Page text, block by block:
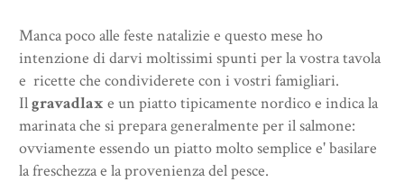
Manca poco alle feste natalizie e questo mese ho
intenzione di darvi moltissimi spunti per la vostra tavola
e ricette che condividerete con i vostri famigliari.
Ilgravadlax e un piatto tipicamente nordico e indica la
marinata che si prepara generalmente per il salmone:
ovviamente essendo un piatto molto semplice e' basilare
la freschezza e la provenienza del pesce.